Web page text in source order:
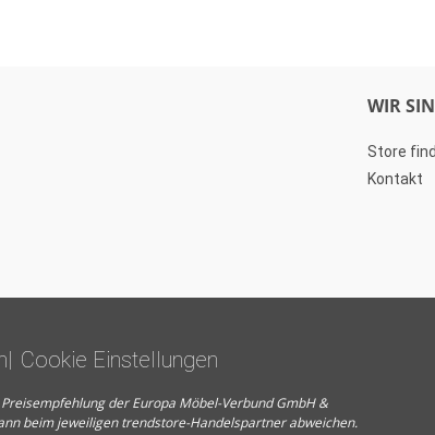
WIR
Store
Kontakt
Cookie Einstellungen
der Europa Möbel-Verbund GmbH &
beim jeweiligen trendstore-Handelspartner abweichen.